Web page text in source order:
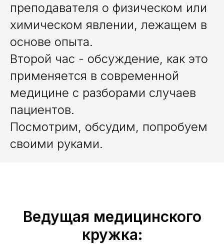
преподавателя о физическом или
химическом явлении, лежащем в
основе опыта.
Второй час - обсуждение, как это
применяется в современной
медицине с разборами случаев
пациентов.
Посмотрим, обсудим, попробуем
своими руками.
Ведущая медицинского
кружка: